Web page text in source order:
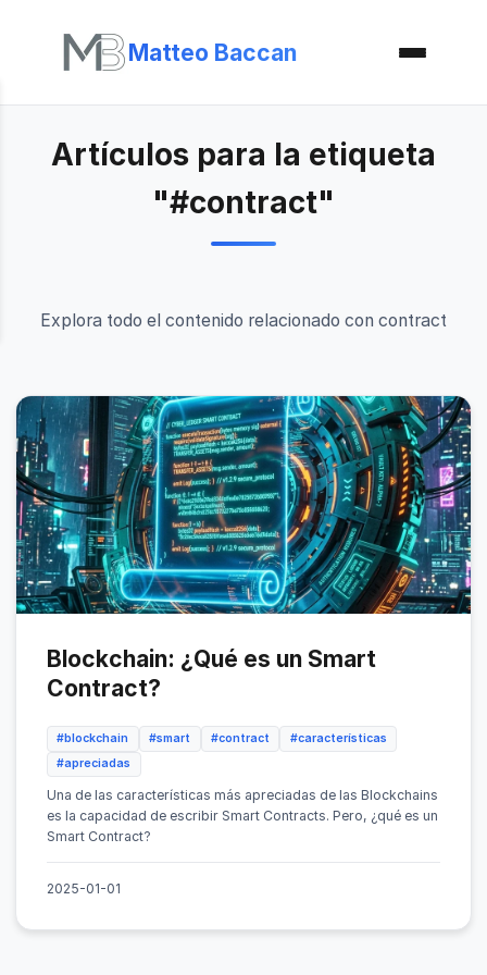
Matteo Baccan
Artículos para la etiqueta
"#contract"
Explora todo el contenido relacionado con contract
Blockchain: ¿Qué es un Smart
Contract?
#blockchain #smart #contract
#características
#apreciadas
Una de las características más apreciadas de las Blockchains
es la capacidad de escribir Smart Contracts. Pero, ¿qué es un
Smart Contract?
2025-01-01